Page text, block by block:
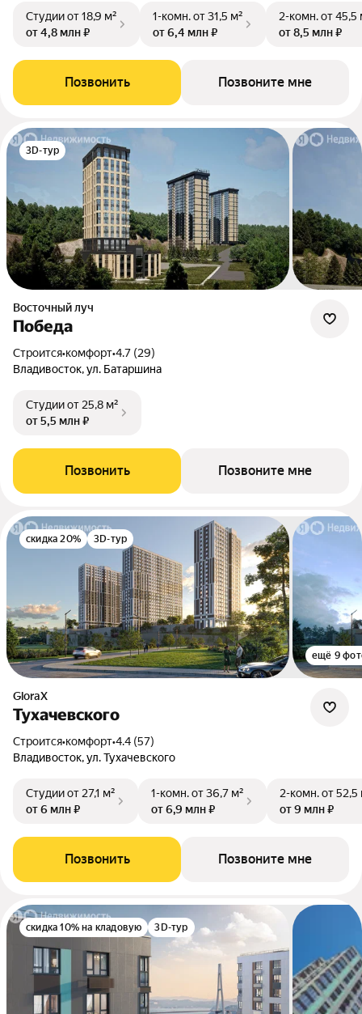
Студииот 18,9 м²
от 4,8 млн ₽
1-комн.от 31,5 м²
от 6,4 млн ₽
2-комн.от 45,5
от 8,5 млн ₽
Позвонить Позвоните мне
3D-тур
Восточный луч
Победа
Строится•комфорт•4.7 (29)
Владивосток, ул. Батаршина
Студииот 25,8 м²
от 5,5 млн ₽
Позвонить Позвоните мне
скидка 20% 3D-тур
ещё 9
GloraX
Тухачевского
Строится•комфорт•4.4 (57)
Владивосток, ул. Тухачевского
Студииот 27,1 м²
от 6 млн ₽
1-комн.от 36,7 м²
от 6,9 млн ₽
2-комн.от 52,5
от 9 млн ₽
Позвонить Позвоните мне
скидка 10% на кладовую 3D-тур